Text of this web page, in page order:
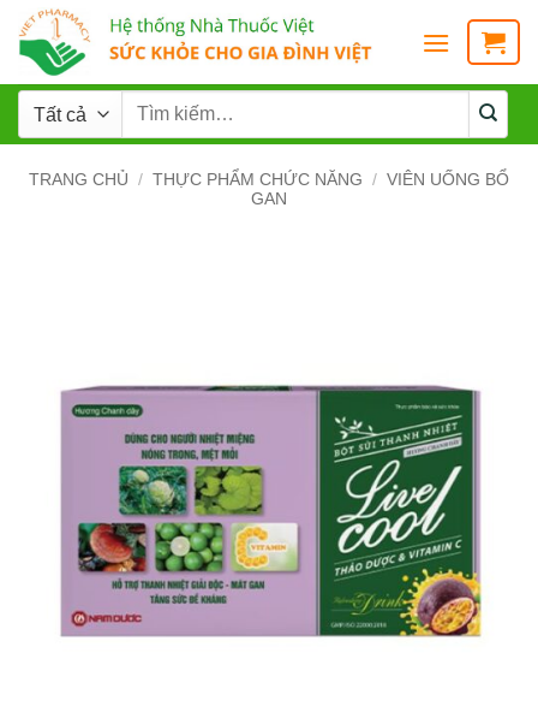
TRANG CHỦ / THỰC PHẨM CHỨC NĂNG / VIÊN UỐNG BỔ
GAN